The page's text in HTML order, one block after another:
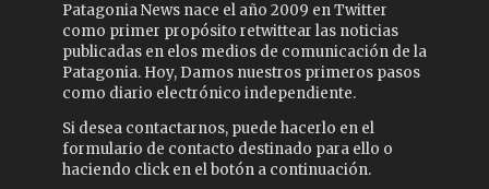
Patagonia News nace el año 2009 en Twitter
como primer propósito retwittear las noticias
publicadas en elos medios de comunicación de la
Patagonia. Hoy, Damos nuestros primeros pasos
como diario electrónico independiente.
Si desea contactarnos, puede hacerlo en el
formulario de contacto destinado para ello o
haciendo click en el botón a continuación.